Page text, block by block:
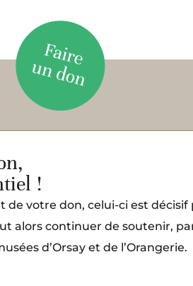
!
de votre don, celui-ci est décisif
alors continuer de soutenir,
d’Orsay et de l’Orangerie.